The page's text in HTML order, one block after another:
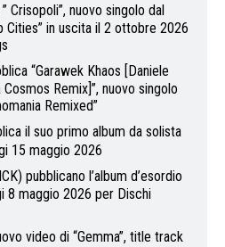
Crisopoli”, nuovo singolo dal
Cities” in uscita il 2 ottobre 2026
“Garawek Khaos [Daniele
Remix]”, nuovo singolo
Remixed”
il suo primo album da solista
15 maggio 2026
pubblicano l’album d’esordio
8 maggio 2026 per Dischi
video di “Gemma”, title track